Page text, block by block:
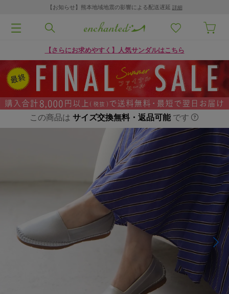
【お知らせ】熊本地域地震の影響による配送遅延 詳細
【さらにお求めやすく】人気サンダルはこちら
この商品は サイズ交換無料・返品可能 です